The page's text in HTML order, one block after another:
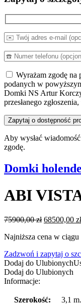
Wyrażam zgodę na
podanych w
Domki NS Artur
przesłanego
Aby wysłać
zgodę.
Domki
ABI
75900,00zł Pierwotna
wynosiła:
68500,00 zł
Najniższa cena w
Zadzwoń i zapytaj o
Dodaj do Ulubionych
Dodaj do Ulubionych
Informacje:
Szerokość: 3,1 m.